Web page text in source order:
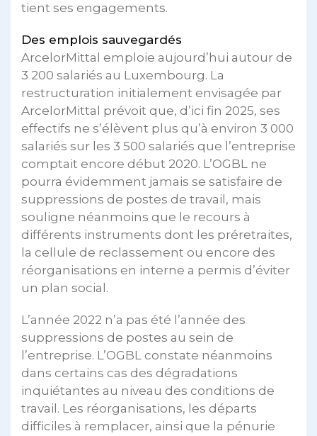
tient ses engagements.
Des emplois sauvegardés
ArcelorMittal emploie aujourd’hui autour de
3 200 salariés au Luxembourg. La
restructuration initialement envisagée par
ArcelorMittal prévoit que, d’ici fin 2025, ses
effectifs ne s’élèvent plus qu’à environ 3 000
salariés sur les 3 500 salariés que l’entreprise
comptait encore début 2020. L’OGBL ne
pourra évidemment jamais se satisfaire de
suppressions de postes de travail, mais
souligne néanmoins que le recours à
différents instruments dont les préretraites,
la cellule de reclassement ou encore des
réorganisations en interne a permis d’éviter
un plan social.
L’année 2022 n’a pas été l’année des
suppressions de postes au sein de
l’entreprise. L’OGBL constate néanmoins
dans certains cas des dégradations
inquiétantes au niveau des conditions de
travail. Les réorganisations, les départs
difficiles à remplacer, ainsi que la pénurie